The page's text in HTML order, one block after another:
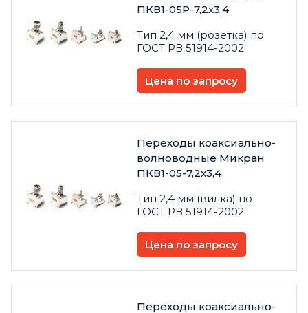
ПКВ1-05Р-7,2х3,4
Тип 2,4 мм (розетка) по
ГОСТ РВ 51914-2002
Цена по запросу
Переходы коаксиально-
волноводные Микран
ПКВ1-05-7,2х3,4
Тип 2,4 мм (вилка) по
ГОСТ РВ 51914-2002
Цена по запросу
Переходы коаксиально-